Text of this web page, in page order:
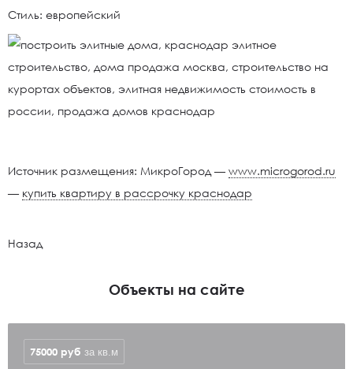
Стиль: европейский
Источник размещения: МикроГород — www.microgorod.ru
— купить квартиру в рассрочку краснодар
Назад
Объекты на сайте
75000 руб за кв.м